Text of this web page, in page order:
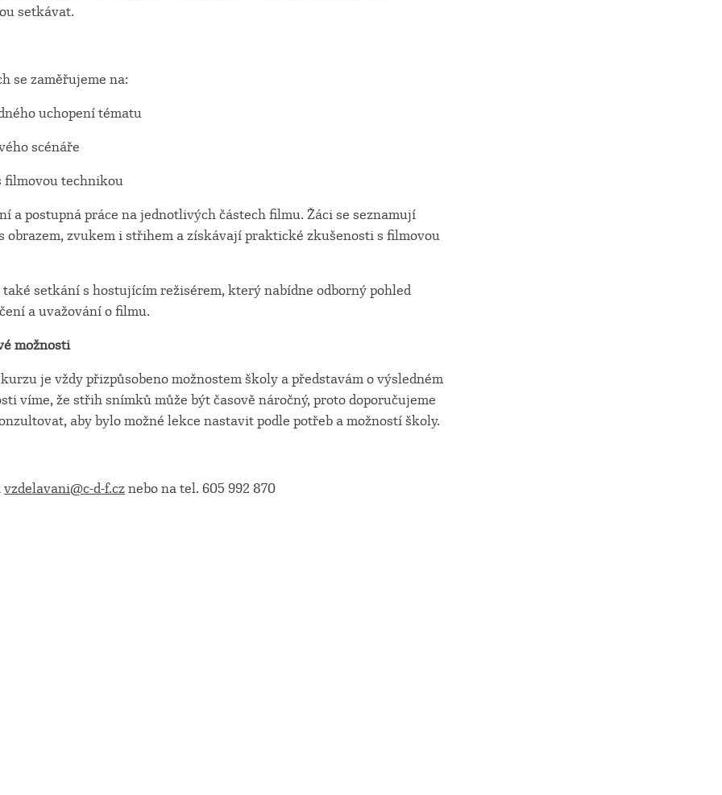
setkávat.
se zaměřujeme na:
uchopení tématu
scénáře
filmovou technikou
a postupná práce na jednotlivých částech filmu. Žáci se seznamují
obrazem, zvukem i střihem a získávají praktické zkušenosti s filmovou
setkání s hostujícím režisérem, který nabídne odborný pohled
a uvažování o filmu.
možnosti
je vždy přizpůsobeno možnostem školy a představám o výsledném
víme, že střih snímků může být časově náročný, proto doporučujeme
aby bylo možné lekce nastavit podle potřeb a možností školy.
vzdelavani@c-d-f.cz nebo na tel. 605 992 870